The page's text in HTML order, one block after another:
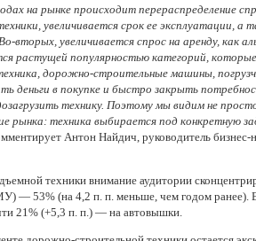
на рынке происходит перераспределение
увеличивается срок ее эксплуатации,
вторых, увеличивается спрос на аренду, как
растущей популярностьюкатегорий,
дорожно-строительные машины,
деньги в покупке и быстро закрыть
технику. Поэтомумы видим не
рынка: техника выбирается под конкретную
Антон Найдич, руководитель бизнес-
техники внимание аудитории
— 53% (на 4,2 п. п. меньше, чем годом ранее).
21% (+5,3 п. п.) — на автовышки.